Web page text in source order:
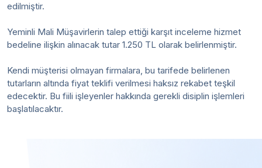
edilmiştir.
Yeminli Mali Müşavirlerin talep ettiği karşıt inceleme hizmet
bedeline ilişkin alınacak tutar 1.250 TL olarak belirlenmiştir.
Kendi müşterisi olmayan firmalara, bu tarifede belirlenen
tutarların altında fiyat teklifi verilmesi haksız rekabet teşkil
edecektir. Bu fiili işleyenler hakkında gerekli disiplin işlemleri
başlatılacaktır.